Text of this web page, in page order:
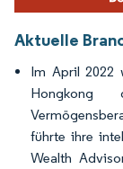
Aktuelle
Im April 2022
Hongkong
führte ihre
Wealth